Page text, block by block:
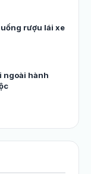
rượu lái xe
ngoài hành